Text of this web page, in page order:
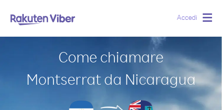
Accedi
Come chiamare
Montserrat da Nicaragua